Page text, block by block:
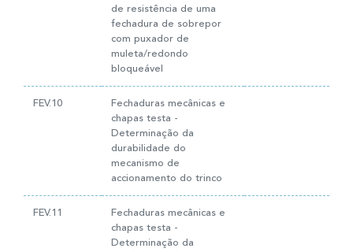
de resistência de uma
fechadura de sobrepor
com puxador de
muleta/redondo
bloqueável
FEV.10
Fechaduras mecânicas e
chapas testa -
Determinação da
durabilidade do
mecanismo de
accionamento do trinco
FEV.11
Fechaduras mecânicas e
chapas testa -
Determinação da